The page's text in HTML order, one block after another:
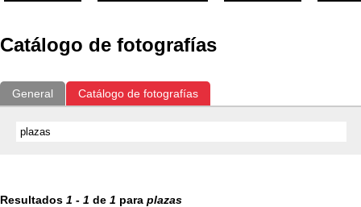
Catálogo de fotografías
General Catálogo de fotografías
Resultados 1 - 1 de 1 para plazas